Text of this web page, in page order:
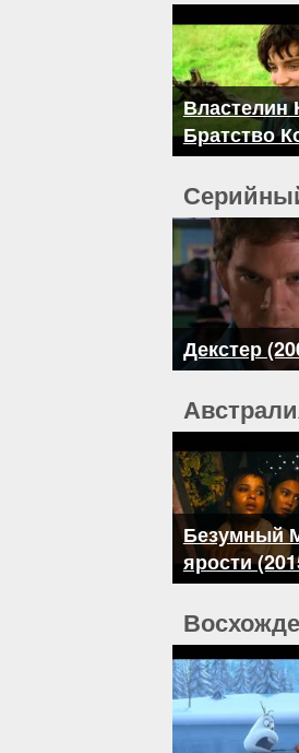
Властелин
Братство
Декстер
Безумный
ярости